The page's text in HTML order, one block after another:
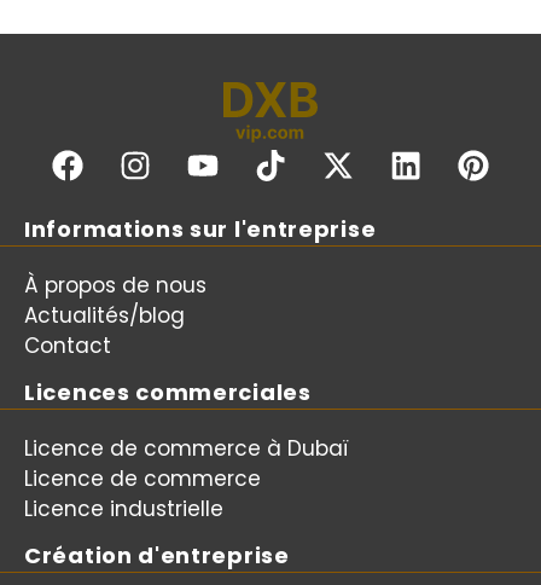
Informations sur l'entreprise
À propos de nous
Actualités/blog
Contact
Licences commerciales
Licence de commerce à Dubaï
Licence de commerce
Licence industrielle
Création d'entreprise